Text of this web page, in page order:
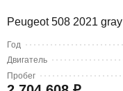
Peugeot 508 2021 gray
Год
Двигатель
Пробег